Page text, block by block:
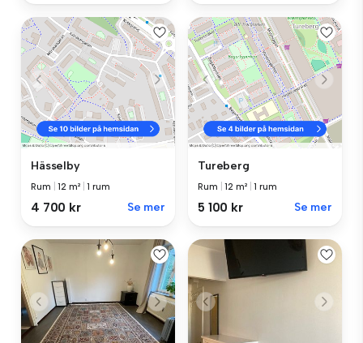
Hässelby
Rum |12 m² |1 rum
4 700 kr Se mer
Tureberg
Rum |12 m² |1 rum
5 100 kr Se mer